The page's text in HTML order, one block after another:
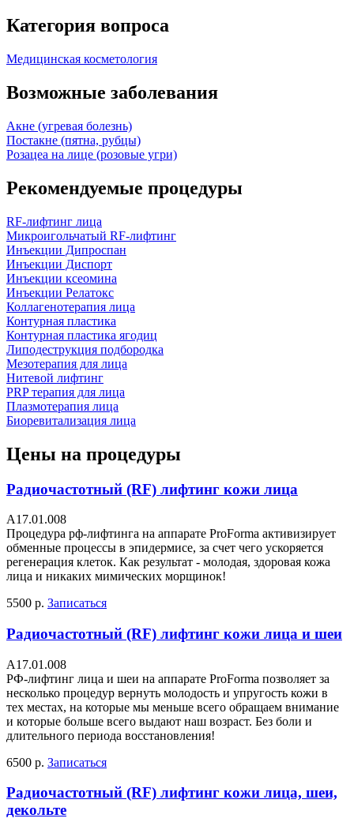
Категория вопроса
Медицинская косметология
Возможные заболевания
Акне (угревая болезнь)
Постакне (пятна, рубцы)
Розацеа на лице (розовые угри)
Рекомендуемые процедуры
RF-лифтинг лица
Микроигольчатый RF-лифтинг
Инъекции Дипроспан
Инъекции Диспорт
Инъекции ксеомина
Инъекции Релатокс
Коллагенотерапия лица
Контурная пластика
Контурная пластика ягодиц
Липодеструкция подбородка
Мезотерапия для лица
Нитевой лифтинг
PRP терапия для лица
Плазмотерапия лица
Биоревитализация лица
Цены на процедуры
Радиочастотный (RF) лифтинг кожи лица
A17.01.008
Процедура рф-лифтинга на аппарате ProForma активизирует
обменные процессы в эпидермисе, за счет чего ускоряется
регенерация клеток. Как результат - молодая, здоровая кожа
лица и никаких мимических морщинок!
5500 р. Записаться
Радиочастотный (RF) лифтинг кожи лица и шеи
A17.01.008
РФ-лифтинг лица и шеи на аппарате ProForma позволяет за
несколько процедур вернуть молодость и упругость кожи в
тех местах, на которые мы меньше всего обращаем внимание
и которые больше всего выдают наш возраст. Без боли и
длительного периода восстановления!
6500 р. Записаться
Радиочастотный (RF) лифтинг кожи лица, шеи,
декольте